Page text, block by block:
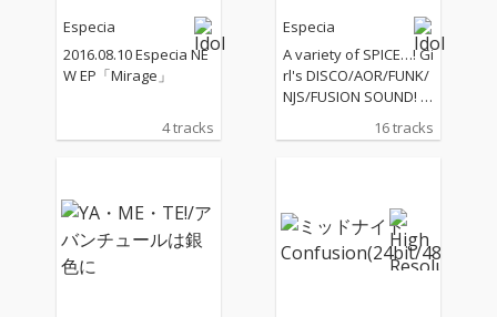
er」が発売決定。 Esp
ecia らしさとLUCKY TA
PES らしさの2つを掛
け合わせた「Danger」
さ全開のカプリング
Especia
2016.08.10 Especia NE
W EP「Mirage」
4 tracks
Especia
A variety of SPICE…! Gi
rl's DISCO/AOR/FUNK/
NJS/FUSION SOUND! E
speciaが整えた最上の
「味=Gusto」 結成活
リジナルフルアルバ
ム。 タイトル「GUST
O」はスペイン語で
16 tracks